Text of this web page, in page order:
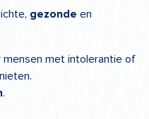
gezonde en
mensen met intolerantie of
.